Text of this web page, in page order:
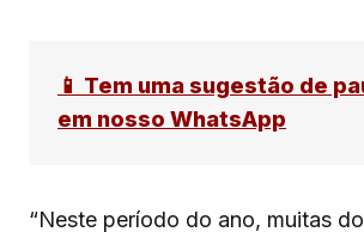
📱 Tem uma sugestão de
em nosso WhatsApp
“Neste período do ano, muitas